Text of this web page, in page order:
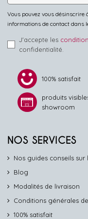
Vous pouvez vous désinscrire
informations de contact dans
J'accepte les
confidentialité.
100% satisfait
produits
showroom
NOS SERVICES
Nos guides conseils sur
Blog
Modalités de livraison
Conditions générales
100% satisfait